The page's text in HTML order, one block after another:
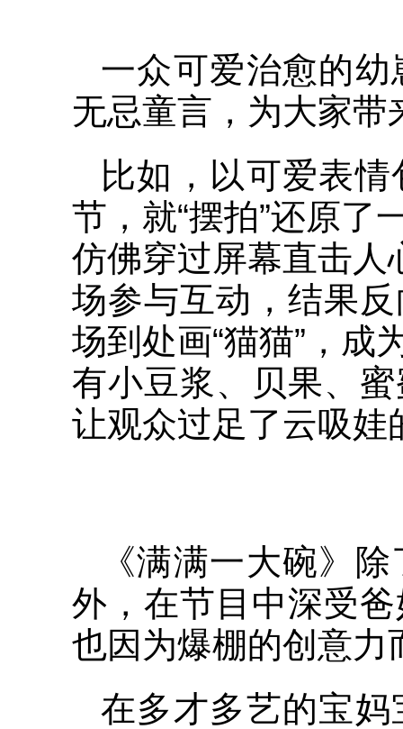
一众可爱治愈的
无忌童言，为大家
比如，以可爱表
节，就“摆拍”还原了
仿佛穿过屏幕直击人
场参与互动，结果
场到处画“猫猫”，成
有小豆浆、贝果、
让观众过足了云吸娃
《满满一大碗》
外，在节目中深受
也因为爆棚的创意力
在多才多艺的宝